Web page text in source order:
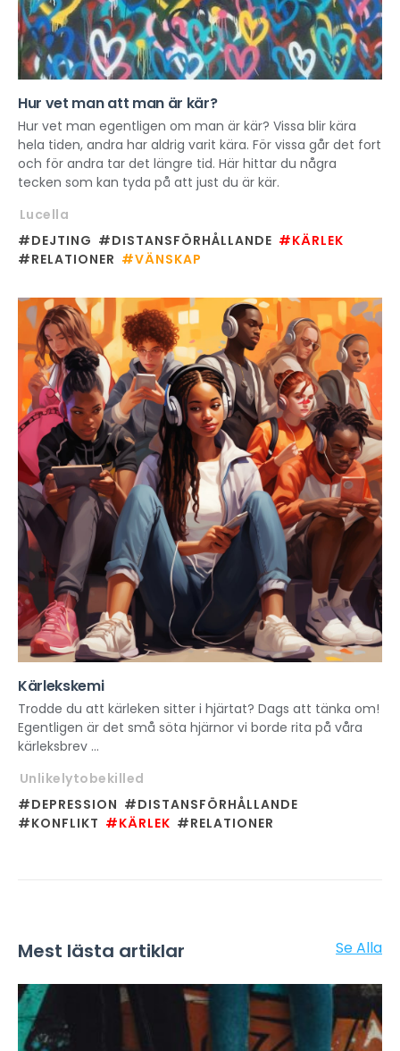
Hur vet man att man är kär?
Hur vet man egentligen om man är kär? Vissa blir kära
hela tiden, andra har aldrig varit kära. För vissa går det fort
och för andra tar det längre tid. Här hittar du några
tecken som kan tyda på att just du är kär.
Lucella
#DEJTING #DISTANSFÖRHÅLLANDE #KÄRLEK
#RELATIONER #VÄNSKAP
Kärlekskemi
Trodde du att kärleken sitter i hjärtat? Dags att tänka om!
Egentligen är det små söta hjärnor vi borde rita på våra
kärleksbrev ...
Unlikelytobekilled
#DEPRESSION #DISTANSFÖRHÅLLANDE
#KONFLIKT #KÄRLEK #RELATIONER
Mest lästa artiklar Se Alla